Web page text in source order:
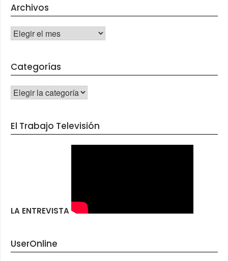
Archivos
Archivos
Categorías
CATEGORÍAS
El Trabajo Televisión
LA ENTREVISTA
UserOnline